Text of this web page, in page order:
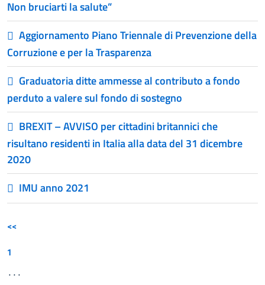
Non bruciarti la salute”
Aggiornamento Piano Triennale di Prevenzione della
Corruzione e per la Trasparenza
Graduatoria ditte ammesse al contributo a fondo
perduto a valere sul fondo di sostegno
BREXIT – AVVISO per cittadini britannici che
risultano residenti in Italia alla data del 31 dicembre
2020
IMU anno 2021
<<
1
...